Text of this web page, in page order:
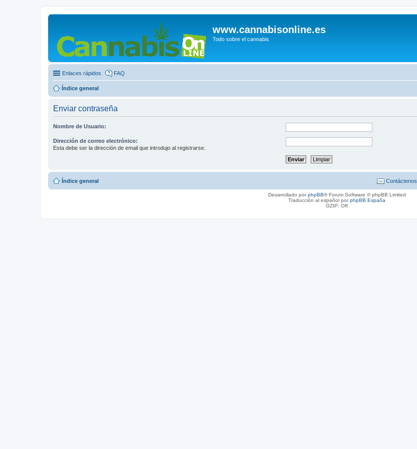
www.cannabisonline.es
Todo sobre el cannabis
Enlaces rápidos FAQ
Índice general
Enviar contraseña
Nombre de Usuario:
Dirección de correo electrónico:
Esta debe ser la dirección de email que introdujo al registrarse.
Índice general Contáctenos
Desarrollado porphpBB® Forum Software © phpBB Limited
Traducción al español porphpBB España
GZIP: Off